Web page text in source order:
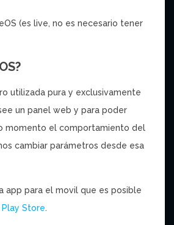
(es live, no es necesario tener
utilizada pura y exclusivamente
un panel web y para poder
momento el comportamiento del
cambiar parámetros desde esa
app para el movil que es posible
Play Store.